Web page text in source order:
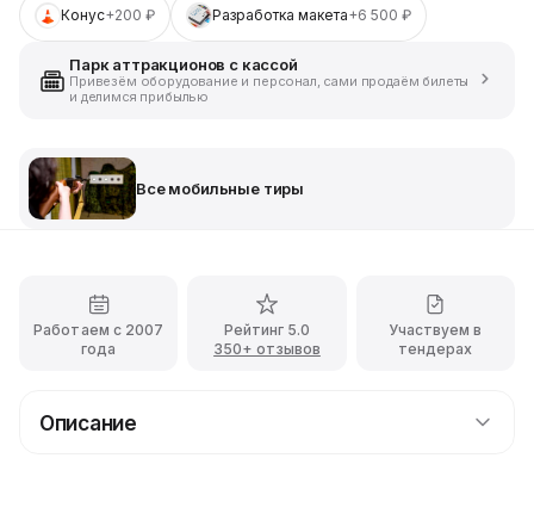
Конус+200 ₽ Разработка макета+6 500 ₽
Парк аттракционов с кассой
Привезём оборудование и персонал, сами продаём билеты
и делимся прибылью
Все мобильные тиры
Работаем с 2007
года
Рейтинг 5.0
350+ отзывов
Участвуем в
тендерах
Описание